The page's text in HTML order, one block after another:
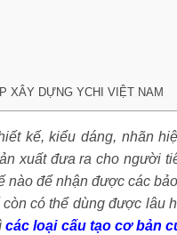
XÂY DỰNG YCHI VIỆT NAM
kế, kiểu dáng, nhãn
xuất đưa ra cho người
nào để nhận được các
có thể dùng được
các loại cấu tạo cơ bản